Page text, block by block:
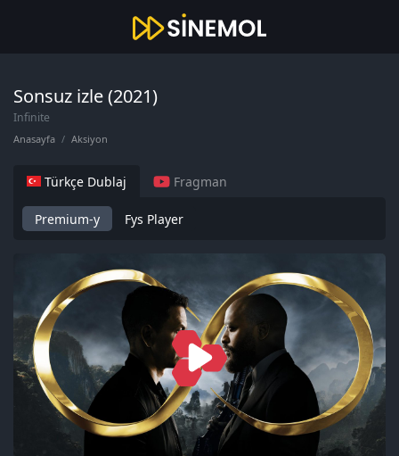
Sonsuz izle (2021)
Infinite
Anasayfa Aksiyon
Türkçe Dublaj Fragman
Premium-y Fys Player